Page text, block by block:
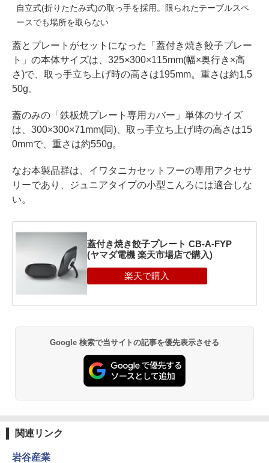
自立式(折りたたみ式)の取っ手を採用。限られたテーブルスペ
ースでも場所を取らない
蓋とプレートがセットになった「蓋付き焼き餃子プレー
ト」の本体サイズは、325×300×115mm(幅×奥行き×高
さ)で、取っ手立ち上げ時の高さは195mm。重さは約1,5
50g。
蓋のみの「鉄板焼プレート専用カバー」単体のサイズ
は、300×300×71mm(同)、取っ手立ち上げ時の高さは15
0mmで、重さは約550g。
なお本製品群は、イワタニカセットフーの専用アクセサ
リーであり、ジュニアタイプの小型こんろには適合しな
い。
蓋付き焼き餃子プレート CB-A-FYP
(ヤマダ電機 楽天市場店で購入)
Google 検索で当サイトの記事を優先表示させる
関連リンク
岩谷産業